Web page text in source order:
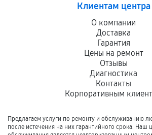
Клиентам центра
О компании
Доставка
Гарантия
Цены на ремонт
Отзывы
Диагностика
Контакты
Корпоративным
Предлагаем услуги по ремонту и обслуживанию
после истечения на них гарантийного срока. Наш